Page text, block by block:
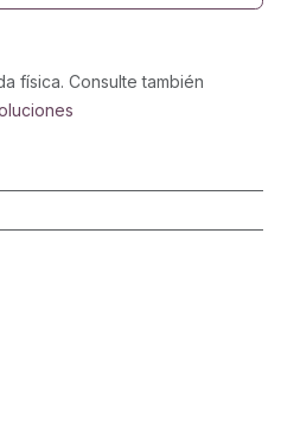
física. Consulte también